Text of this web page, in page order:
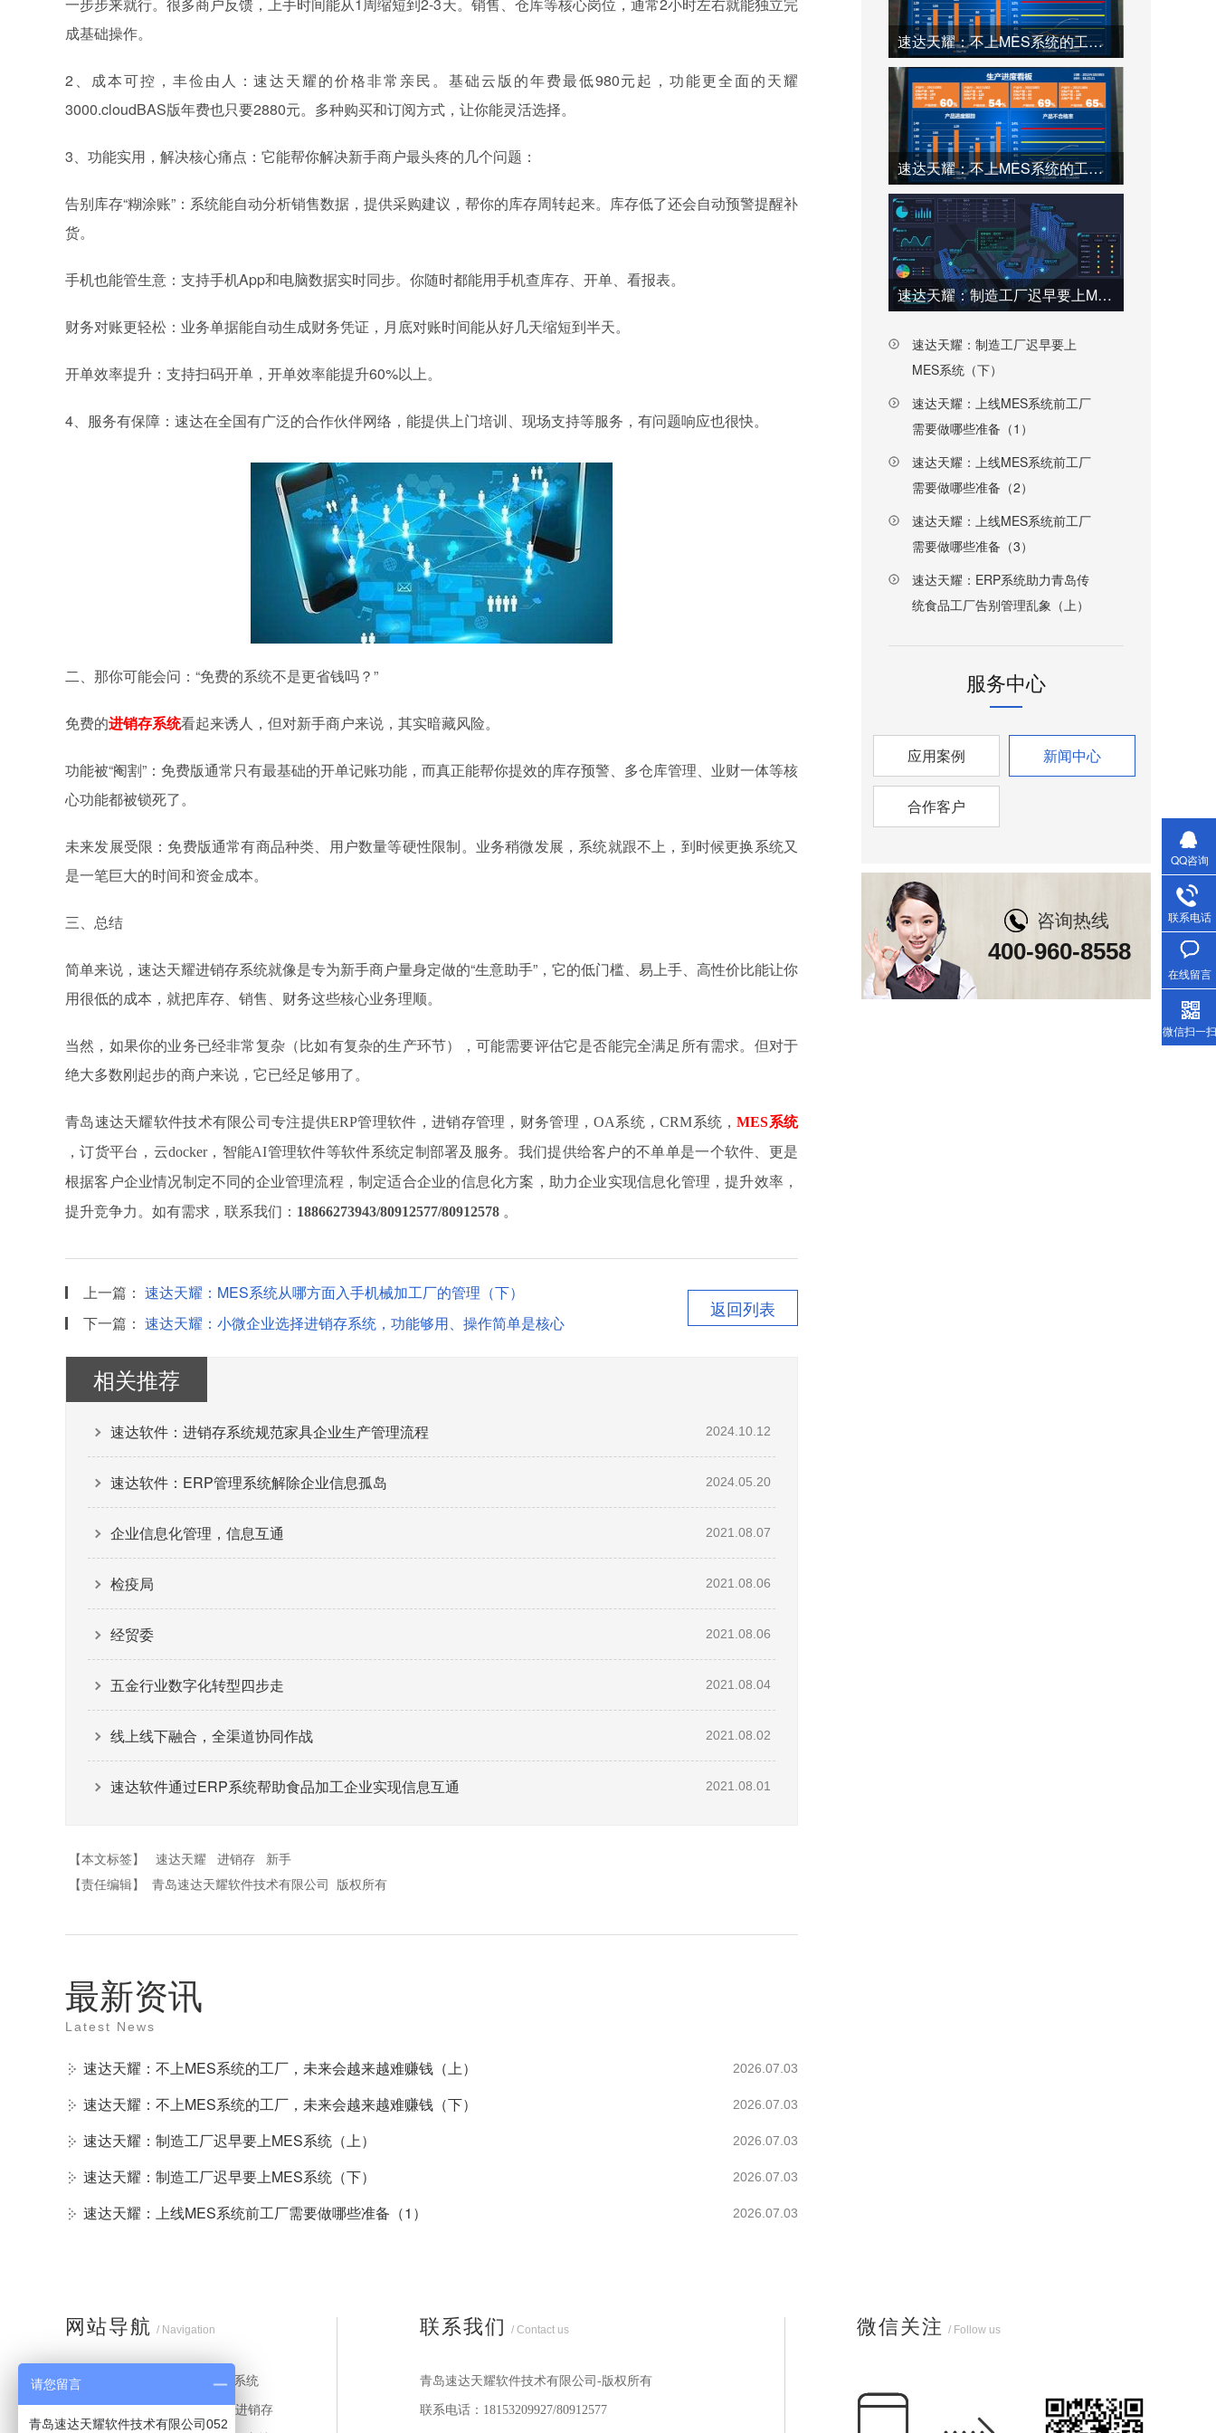
成基础操作。
2、成本可控，丰俭由人：速达天耀的价格非常亲民。基础云版的年费最低980元起，功能更全面的天耀
3000.cloudBAS版年费也只要2880元。多种购买和订阅方式，让你能灵活选择。
3、功能实用，解决核心痛点：它能帮你解决新手商户最头疼的几个问题：
告别库存“糊涂账”：系统能自动分析销售数据，提供采购建议，帮你的库存周转起来。库存低了还会自动预警提醒补
货。
手机也能管生意：支持手机App和电脑数据实时同步。你随时都能用手机查库存、开单、看报表。
财务对账更轻松：业务单据能自动生成财务凭证，月底对账时间能从好几天缩短到半天。
开单效率提升：支持扫码开单，开单效率能提升60%以上。
4、服务有保障：速达在全国有广泛的合作伙伴网络，能提供上门培训、现场支持等服务，有问题响应也很快。
二、那你可能会问：“免费的系统不是更省钱吗？”
免费的进销存系统看起来诱人，但对新手商户来说，其实暗藏风险。
功能被“阉割”：免费版通常只有最基础的开单记账功能，而真正能帮你提效的库存预警、多仓库管理、业财一体等核
心功能都被锁死了。
未来发展受限：免费版通常有商品种类、用户数量等硬性限制。业务稍微发展，系统就跟不上，到时候更换系统又
是一笔巨大的时间和资金成本。
三、总结
简单来说，速达天耀进销存系统就像是专为新手商户量身定做的“生意助手”，它的低门槛、易上手、高性价比能让你
用很低的成本，就把库存、销售、财务这些核心业务理顺。
当然，如果你的业务已经非常复杂（比如有复杂的生产环节），可能需要评估它是否能完全满足所有需求。但对于
绝大多数刚起步的商户来说，它已经足够用了。
青岛速达天耀软件技术有限公司专注提供ERP管理软件，进销存管理，财务管理，OA系统，CRM系统，MES系统
，订货平台，云docker，智能AI管理软件等软件系统定制部署及服务。我们提供给客户的不单单是一个软件、更是
根据客户企业情况制定不同的企业管理流程，制定适合企业的信息化方案，助力企业实现信息化管理，提升效率，
提升竞争力。如有需求，联系我们： 18866273943/80912577/80912578 。
上一篇： 速达天耀：MES系统从哪方面入手机械加工厂的管理（下）
下一篇： 速达天耀：小微企业选择进销存系统，功能够用、操作简单是核心
返回列表
相关推荐
速达软件：进销存系统规范家具企业生产管理流程 2024.10.12
速达软件：ERP管理系统解除企业信息孤岛 2024.05.20
企业信息化管理，信息互通 2021.08.07
检疫局 2021.08.06
经贸委 2021.08.06
五金行业数字化转型四步走 2021.08.04
线上线下融合，全渠道协同作战 2021.08.02
速达软件通过ERP系统帮助食品加工企业实现信息互通 2021.08.01
【本文标签】 速达天耀 进销存
新手
【责任编辑】
青岛速达天耀软件技术有限公司 版权所有
最新资讯
Latest News
速达天耀：不上MES系统的工厂，未来会越来越难赚钱（上） 2026.07.03
速达天耀：不上MES系统的工厂，未来会越来越难赚钱（下） 2026.07.03
速达天耀：制造工厂迟早要上MES系统（上） 2026.07.03
速达天耀：制造工厂迟早要上MES系统（下） 2026.07.03
速达天耀：上线MES系统前工厂需要做哪些准备（1） 2026.07.03
速达天耀：不上MES系统的工厂，未来会越来越难赚钱（上）
速达天耀：不上MES系统的工厂，未来会越来越难赚钱（下）
速达天耀：制造工厂迟早要上MES系统（上）
速达天耀：制造工厂迟早要上
MES系统（下）
速达天耀：上线MES系统前工厂
需要做哪些准备（1）
速达天耀：上线MES系统前工厂
需要做哪些准备（2）
速达天耀：上线MES系统前工厂
需要做哪些准备（3）
速达天耀：ERP系统助力青岛传
统食品工厂告别管理乱象（上）
服务中心
应用案例 新闻中心
合作客户
咨询热线
400-960-8558
网站导航 / Navigation
首页 ERP系统
财务进销存
联系我们 / Contact us
青岛速达天耀软件技术有限公司-版权所有
联系电话：18153209927/80912577
微信关注 / Follow us
QQ咨询
联系电话
在线留言
微信扫一扫
请您留言
青岛速达天耀软件技术有限公司052